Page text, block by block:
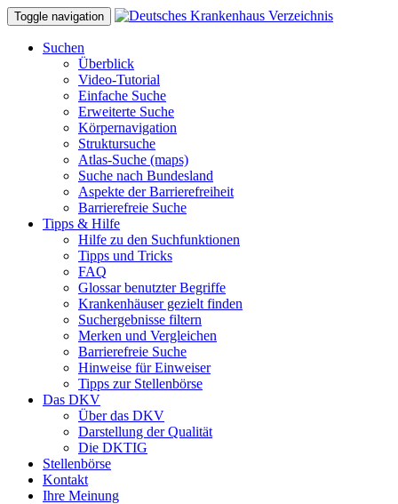
Toggle navigation
Suchen
Überblick
Video-Tutorial
Einfache Suche
Erweiterte Suche
Körpernavigation
Struktursuche
Atlas-Suche (maps)
Suche nach Bundesland
Aspekte der Barrierefreiheit
Barrierefreie Suche
Tipps & Hilfe
Hilfe zu den Suchfunktionen
Tipps und Tricks
FAQ
Glossar benutzter Begriffe
Krankenhäuser gezielt finden
Suchergebnisse filtern
Merken und Vergleichen
Barrierefreie Suche
Hinweise für Einweiser
Tipps zur Stellenbörse
Das DKV
Über das DKV
Darstellung der Qualität
Die DKTIG
Stellenbörse
Kontakt
Ihre Meinung